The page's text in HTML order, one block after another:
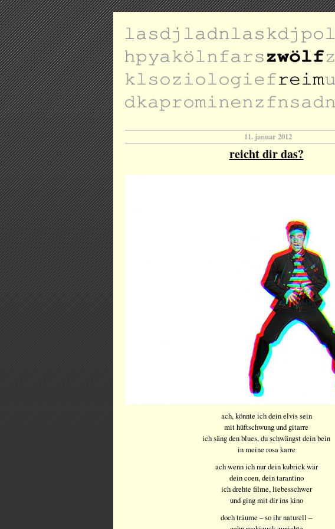
11. januar 2012
reicht dir das?
ach, könnte ich dein elvis sein
mit hüftschwung und gitarre
ich säng den blues, du schwängst dein bein
in meine rosa karre
ach wenn ich nur dein kubrick wär
dein coen, dein tarantino
ich drehte filme, liebesschwer
und ging mit dir ins kino
doch träume – so ihr naturell –